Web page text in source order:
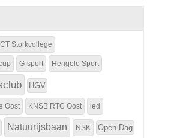
CT Storkcollege
G-sport Hengelo Sport
HGV
Oost KNSB RTC Oost led
Natuurijsbaan NSK Open Dag